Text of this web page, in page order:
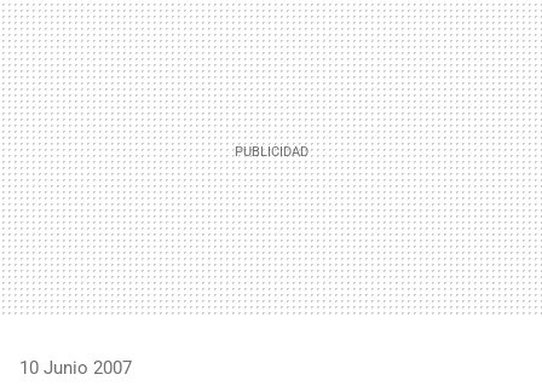
MAIL
10 Junio 2007